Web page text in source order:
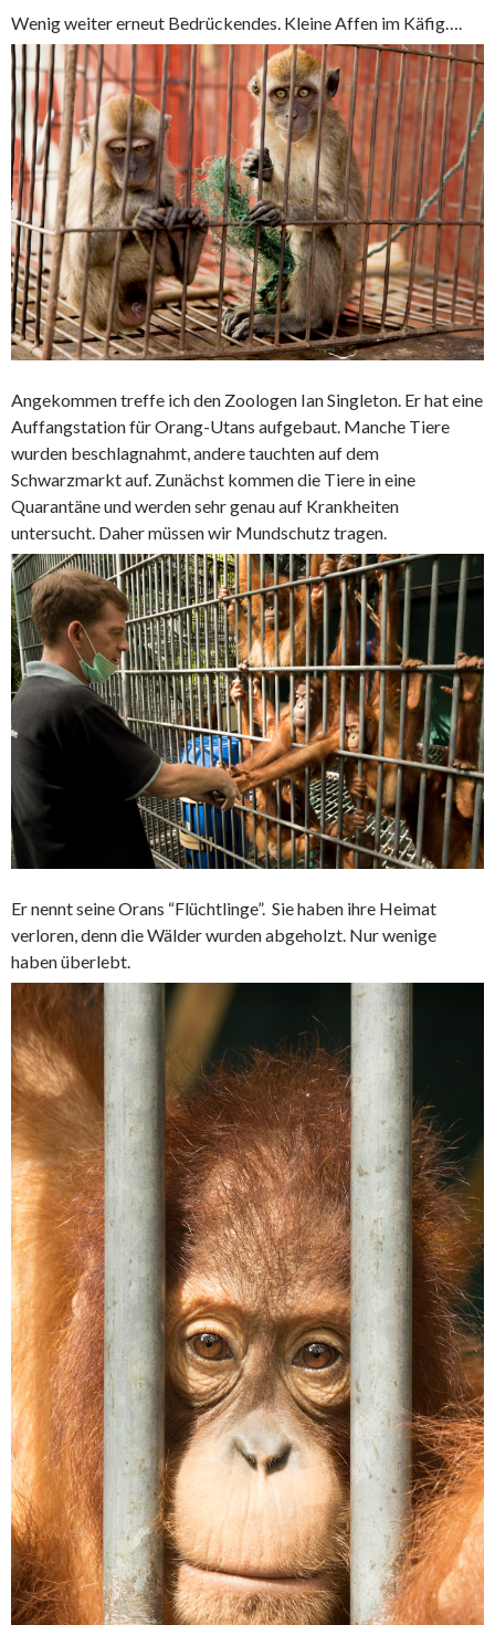
Wenig weiter erneut Bedrückendes. Kleine Affen im Käfig….
Angekommen treffe ich den Zoologen Ian Singleton. Er hat eine
Auffangstation für Orang-Utans aufgebaut. Manche Tiere
wurden beschlagnahmt, andere tauchten auf dem
Schwarzmarkt auf. Zunächst kommen die Tiere in eine
Quarantäne und werden sehr genau auf Krankheiten
untersucht. Daher müssen wir Mundschutz tragen.
Er nennt seine Orans “Flüchtlinge”. Sie haben ihre Heimat
verloren, denn die Wälder wurden abgeholzt. Nur wenige
haben überlebt.